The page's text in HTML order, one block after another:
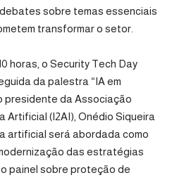
sobre temas essenciais
transformar o setor.
horas, o Security Tech Day
da palestra “IA em
presidente da Associação
Artificial (I2AI), Onédio Siqueira
artificial será abordada como
das estratégias
painel sobre proteção de